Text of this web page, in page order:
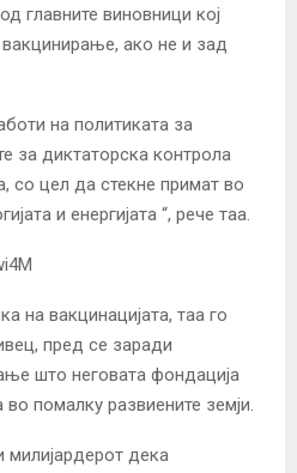
главните виновници кој
ако не и зад
на политиката за
за диктаторска контрола
со цел да стекне примат во
и енергијата “, рече таа.
на вакцинацијата, таа го
пред се заради
што неговата фондација
помалку развиените земји.
дека